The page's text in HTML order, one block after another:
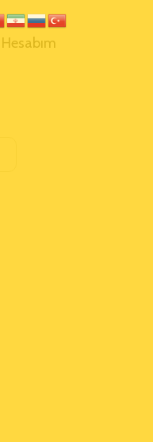
Hesabım